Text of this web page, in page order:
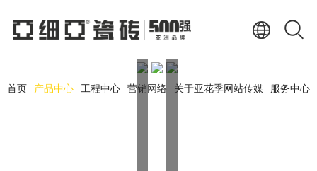
首页 产品中心 工程中心 营销网络 关于亚花季网站传媒 服务中心